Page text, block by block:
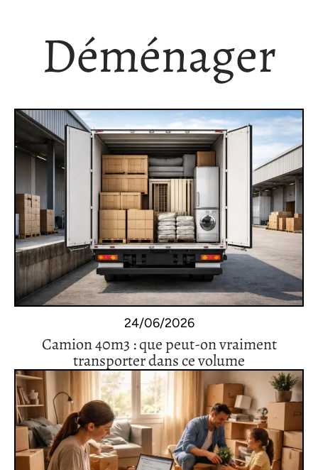
Déménager
24/06/2026
Camion 40m3 : que peut-on vraiment
transporter dans ce volume